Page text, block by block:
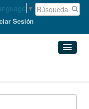
▼
Sesión